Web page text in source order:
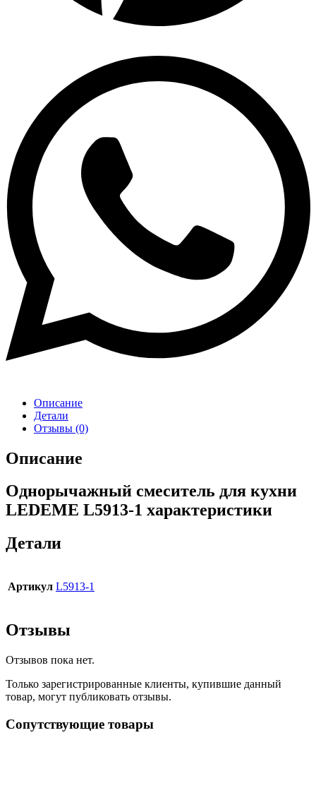
Описание
Детали
Отзывы (0)
Описание
Однорычажный смеситель для кухни
LEDEME L5913-1 характеристики
Детали
Артикул L5913-1
Отзывы
Отзывов пока нет.
Только зарегистрированные клиенты, купившие данный
товар, могут публиковать отзывы.
Сопутствующие товары